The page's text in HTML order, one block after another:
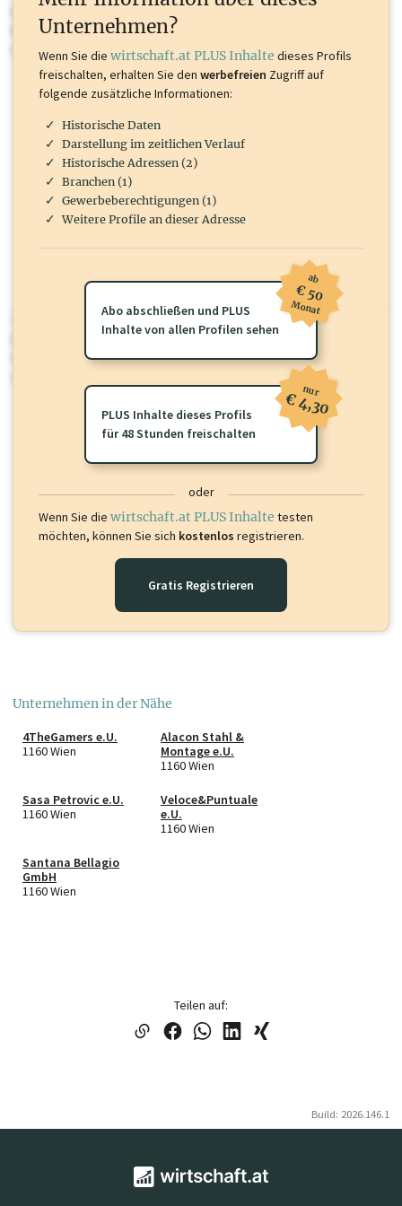
Marken, Patente, Rechtstatsachen, OTS-Aussendungen, und viele
mehr.
wirtschaft.at PLUS
Für dieses Profil gibt es zusätzlichewirtschaft.at PLUS Inhalte
Sie momentan nicht einsehen können. Schalten Sie dieses Profil frei
oder loggen Sie sich ein um diese Inhalte zu sehen.
Unternehmen?
Wenn Sie die wirtschaft.at PLUS Inhalte dieses Profils
freischalten, erhalten Sie den werbefreien Zugriff auf
folgende zusätzliche Informationen:
Historische Daten
Darstellung im zeitlichen Verlauf
Historische Adressen (2)
Branchen (1)
Gewerbeberechtigungen (1)
Weitere Profile an dieser Adresse
Abo abschließen und PLUS
Inhalte von allen Profilen sehen
ab
€ 50
Monat
PLUS Inhalte dieses Profils
für 48 Stunden freischalten
nur
€ 4,30
oder
Wenn Sie die wirtschaft.at PLUS Inhalte testen
möchten, können Sie sich kostenlos registrieren.
Gratis Registrieren
Unternehmen in der Nähe
4TheGamers e.U.
1160 Wien
Alacon Stahl &
Montage e.U.
1160 Wien
Sasa Petrovic e.U.
1160 Wien
Veloce&Puntuale
e.U.
1160 Wien
Santana Bellagio
GmbH
1160 Wien
Teilen auf:
Build: 2026.146.1